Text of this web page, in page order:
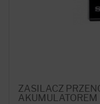
ZASILACZ
AKUMULATOREM